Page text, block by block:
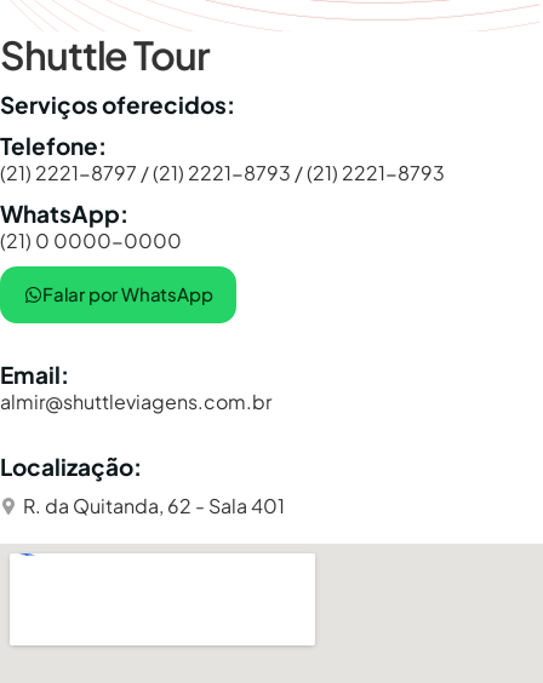
Shuttle Tour
Serviços oferecidos:
Telefone:
(21) 2221-8797 / (21) 2221-8793 / (21) 2221-8793
WhatsApp:
(21) 0 0000-0000
Falar por WhatsApp
Email:
almir@shuttleviagens.com.br
Localização:
R. da Quitanda, 62 - Sala 401